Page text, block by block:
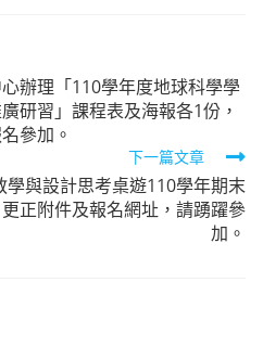
辦理「110學年度地球科學學
研習」課程表及海報各1份，
參加。
下一篇文章
與設計思考桌遊110學年期末
正附件及報名網址，請踴躍參
加。